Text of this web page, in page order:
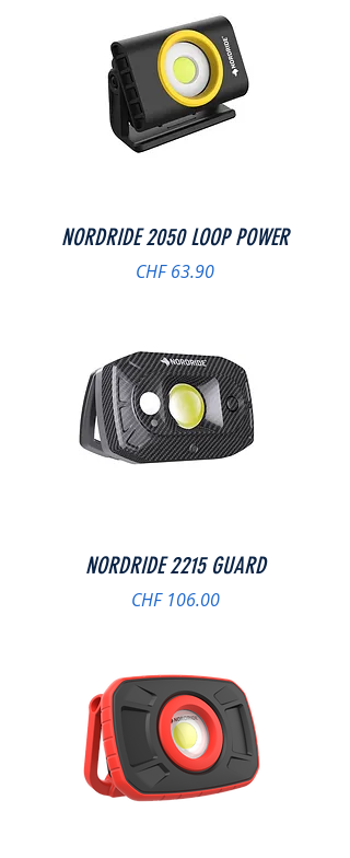
NORDRIDE 2050 LOOP POWER
Preis
CHF 63.90
NORDRIDE 2215 GUARD
Preis
CHF 106.00